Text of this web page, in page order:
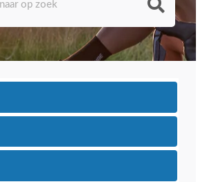
status van mijn bestelling?
oude fiets inruilen?
betalen?